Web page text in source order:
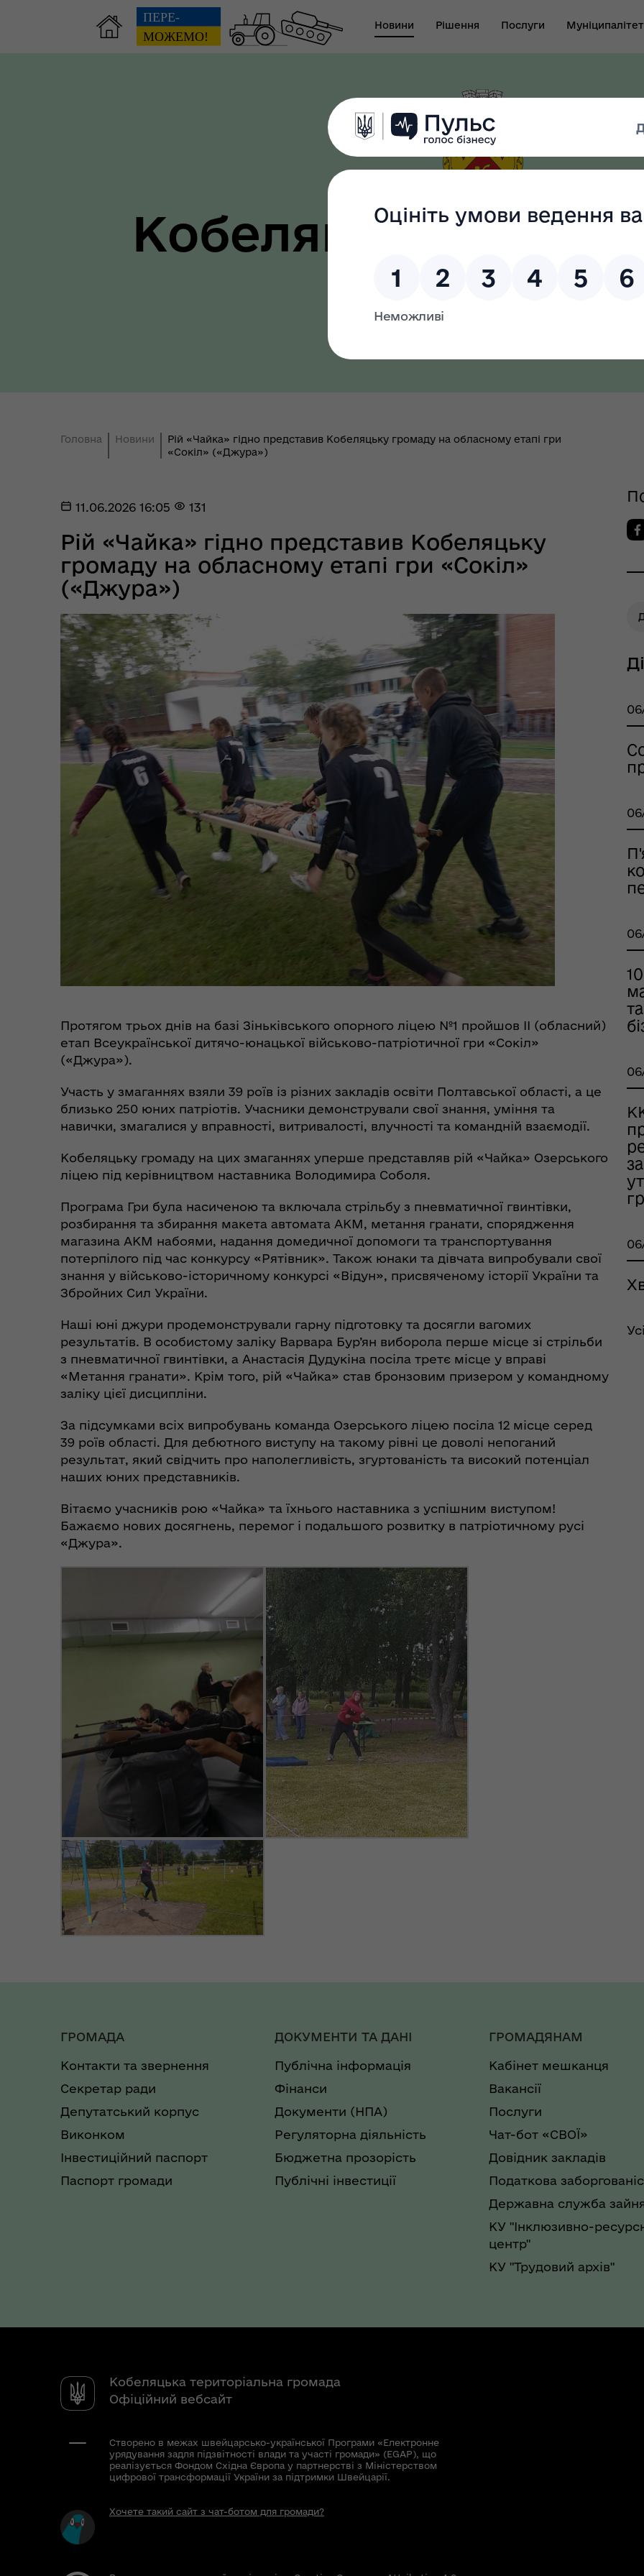
Новини Рішення Послуги Муніципалітет
Регіональне представництво
Уповноваженого Верховної
Полтавській області
єВідновлення
Пункти незламності та
укриття
Дії населення при
небезпечних подіях та
надзвичайних ситуаціях
Звіт виконуючого
повноваження міського
голови-секретаря міської
Центр життєстійкості
Кобеляцької громади
Безоплатна правнича
допомога
Координаційний штаб з
питань поводження з
військовополоненими
(КШППВ)
Кобеляцька
громада
Головна Новини
Рій «Чайка» гідно представив Кобеляцьку громаду на обласному етапі гри
«Сокіл» («Джура»)
11.06.2026 16:05 131
Рій «Чайка» гідно представив Кобеляцьку
громаду на обласному етапі гри «Сокіл»
(«Джура»)
Протягом трьох днів на базі Зіньківського опорного ліцею №1 пройшов ІІ (обласний)
етап Всеукраїнської дитячо-юнацької військово-патріотичної гри «Сокіл»
(«Джура»).
Участь у змаганнях взяли 39 роїв із різних закладів освіти Полтавської області, а це
близько 250 юних патріотів. Учасники демонстрували свої знання, уміння та
навички, змагалися у вправності, витривалості, влучності та командній взаємодії.
Кобеляцьку громаду на цих змаганнях уперше представляв рій «Чайка» Озерського
ліцею під керівництвом наставника Володимира Соболя.
Програма Гри була насиченою та включала стрільбу з пневматичної гвинтівки,
розбирання та збирання макета автомата АКМ, метання гранати, спорядження
магазина АКМ набоями, надання домедичної допомоги та транспортування
потерпілого під час конкурсу «Рятівник». Також юнаки та дівчата випробували свої
знання у військово-історичному конкурсі «Відун», присвяченому історії України та
Збройних Сил України.
Наші юні джури продемонстрували гарну підготовку та досягли вагомих
результатів. В особистому заліку Варвара Бур’ян виборола перше місце зі стрільби
з пневматичної гвинтівки, а Анастасія Дудукіна посіла третє місце у вправі
«Метання гранати». Крім того, рій «Чайка» став бронзовим призером у командному
заліку цієї дисципліни.
За підсумками всіх випробувань команда Озерського ліцею посіла 12 місце серед
39 роїв області. Для дебютного виступу на такому рівні це доволі непоганий
результат, який свідчить про наполегливість, згуртованість та високий потенціал
наших юних представників.
Вітаємо учасників рою «Чайка» та їхнього наставника з успішним виступом!
Бажаємо нових досягнень, перемог і подальшого розвитку в патріотичному русі
«Джура».
ГРОМАДА
Контакти та звернення
Секретар ради
Депутатський корпус
Виконком
Інвестиційний паспорт
Паспорт громади
ДОКУМЕНТИ ТА ДАНІ
Публічна інформація
Фінанси
Документи (НПА)
Регуляторна діяльність
Бюджетна прозорість
Публічні інвестиції
ГРОМАДЯНАМ
Кабінет мешканця
Вакансії
Послуги
Чат-бот «СВОЇ»
Довідник закладів
Податкова
Державна служба
КУ "Інклюзивно-
центр"
КУ "Трудовий архів"
Кобеляцька територіальна громада
Офіційний вебсайт
Створено в межах швейцарсько-української Програми «Електронне
урядування задля підзвітності влади та участі громади» (EGAP), що
реалізується Фондом Східна Європа у партнерстві з Міністерством
цифрової трансформації України за підтримки Швейцарії.
Хочете такий сайт з чат-ботом для громади?